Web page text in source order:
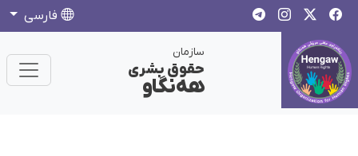
فارسی
سازمان
حقوق بشری
هەنگاو